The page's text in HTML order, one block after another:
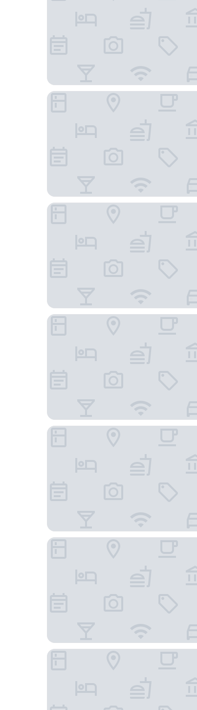
薩維亞飯店
芽莊Best Western Premier Marvella 飯店
索爾飯店
芽莊世界茶度假村（原天堂度假村）
芽莊灣溫佩水療度假飯店
芽莊維斯納飯店